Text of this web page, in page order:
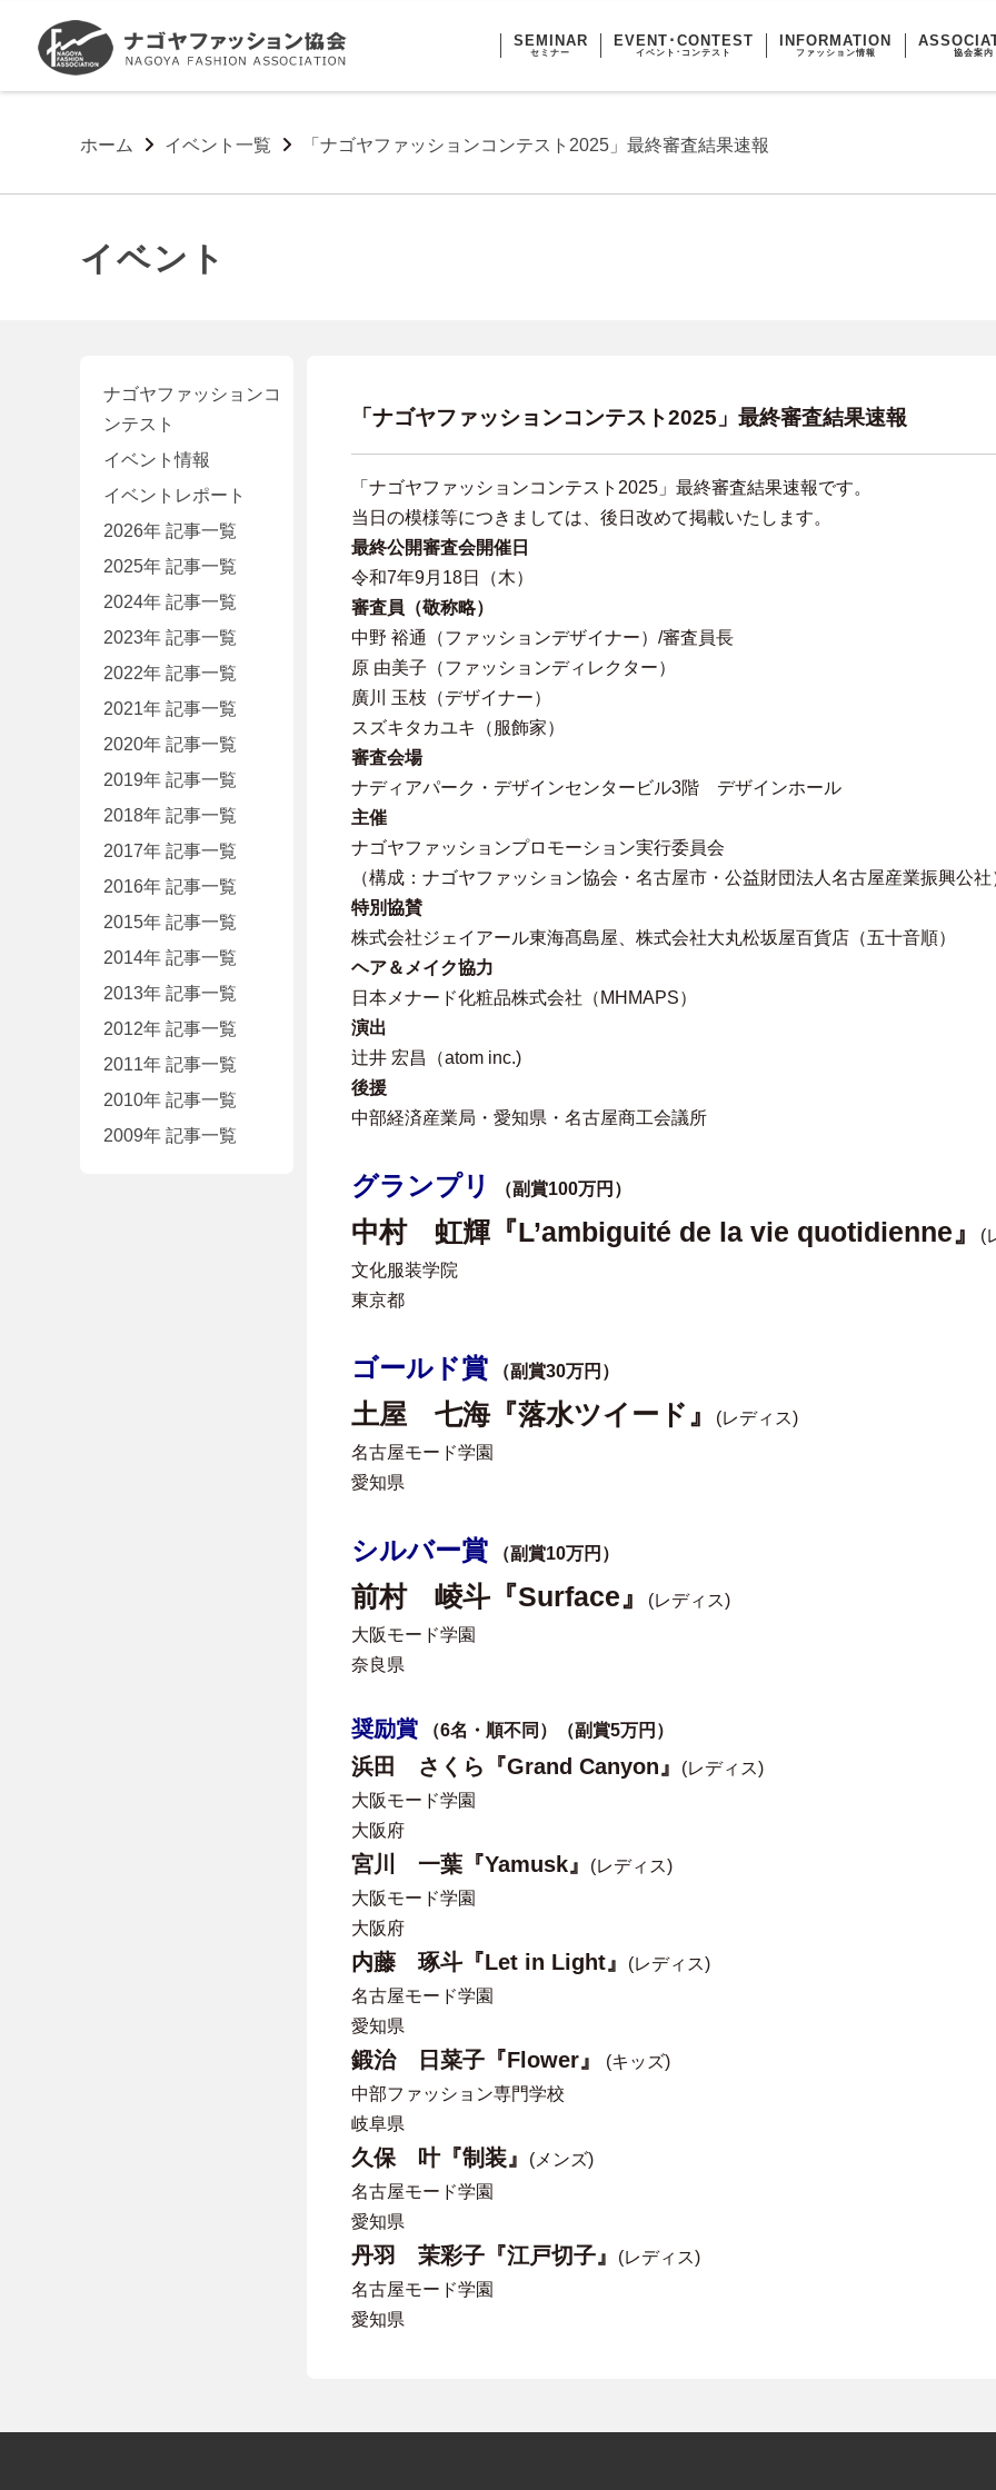
SEMINAR
セミナー
EVENT･CONTEST
イベント･コンテスト
INFORMATION
ファッション情報 協会案内
ホーム イベント一覧 「ナゴヤファッションコンテスト2025」最終審査結果速報
イベント
「ナゴヤファッションコンテスト2025」最終審査結果速報
「ナゴヤファッションコンテスト2025」最終審査結果速報です。
当日の模様等につきましては、後日改めて掲載いたします。
最終公開審査会開催日
令和7年9月18日（木）
審査員（敬称略）
中野 裕通（ファッションデザイナー）/審査員長
原 由美子（ファッションディレクター）
廣川 玉枝（デザイナー）
スズキタカユキ（服飾家）
審査会場
ナディアパーク・デザインセンタービル3階 デザインホール
主催
ナゴヤファッションプロモーション実行委員会
（構成：ナゴヤファッション協会・名古屋市・公益財団法人名古屋産業振興公社
特別協賛
株式会社ジェイアール東海髙島屋、株式会社大丸松坂屋百貨店（五十音順）
ヘア＆メイク協力
日本メナード化粧品株式会社（MHMAPS）
演出
辻井 宏昌（atom inc.)
後援
中部経済産業局・愛知県・名古屋商工会議所
グランプリ （副賞100万円）
中村 虹輝『L’ambiguité de la vie quotidienne』
(
文化服装学院
東京都
ゴールド賞 （副賞30万円）
土屋 七海『落水ツイード』
(レディス)
名古屋モード学園
愛知県
シルバー賞 （副賞10万円）
前村 崚斗『Surface』
(レディス)
大阪モード学園
奈良県
奨励賞 （6名・順不同）（副賞5万円）
浜田 さくら『Grand Canyon』
(レディス)
大阪モード学園
大阪府
宮川 一葉『Yamusk』
(レディス)
大阪モード学園
大阪府
内藤 琢斗『Let in Light』
(レディス)
名古屋モード学園
愛知県
鍛治 日菜子『Flower』
(キッズ)
中部ファッション専門学校
岐阜県
久保 叶『制装』
(メンズ)
名古屋モード学園
愛知県
丹羽 茉彩子『江戸切子』
(レディス)
名古屋モード学園
愛知県
ナゴヤファッションコ
ンテスト
イベント情報
イベントレポート
2026年 記事一覧
2025年 記事一覧
2024年 記事一覧
2023年 記事一覧
2022年 記事一覧
2021年 記事一覧
2020年 記事一覧
2019年 記事一覧
2018年 記事一覧
2017年 記事一覧
2016年 記事一覧
2015年 記事一覧
2014年 記事一覧
2013年 記事一覧
2012年 記事一覧
2011年 記事一覧
2010年 記事一覧
2009年 記事一覧